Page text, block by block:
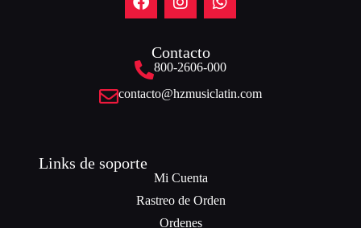
Contacto
800-2606-000
contacto@hzmusiclatin.com
Links de soporte
Mi Cuenta
Rastreo de Orden
Ordenes